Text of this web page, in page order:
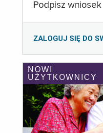
Podpisz wniosek
ZALOGUJ SIĘ DO
NOWI
UŻYTKOWNICY